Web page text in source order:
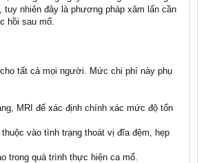
nhiên đây là phương pháp xâm lấn cần
hồi sau mổ.
tất cả mọi người. Mức chi phí này phụ
MRI để xác định chính xác mức độ tổn
vào tình trạng thoát vị đĩa đệm, hẹp
trong quá trình thực hiện ca mổ.